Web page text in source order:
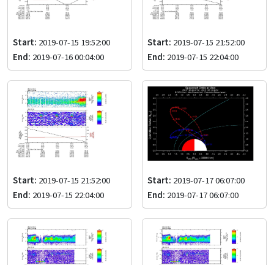
Start: 2019-07-15 19:52:00
End: 2019-07-16 00:04:00
Start: 2019-07-15 21:52:00
End: 2019-07-15 22:04:00
Start: 2019-07-15 21:52:00
End: 2019-07-15 22:04:00
Start: 2019-07-17 06:07:00
End: 2019-07-17 06:07:00